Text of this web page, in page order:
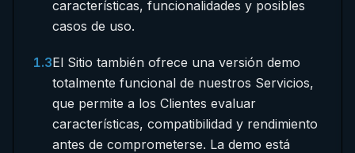
características, funcionalidades y posibles
casos de uso.
1.3El Sitio también ofrece una versión demo
totalmente funcional de nuestros Servicios,
que permite a los Clientes evaluar
características, compatibilidad y rendimiento
antes de comprometerse. La demo está